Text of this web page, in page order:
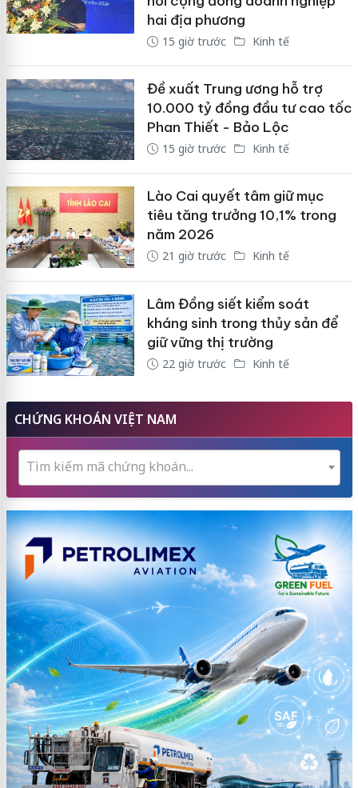
hai địa phương
15 giờ trước Kinh tế
Đề xuất Trung ương hỗ trợ
10.000 tỷ đồng đầu tư cao tốc
Phan Thiết - Bảo Lộc
15 giờ trước Kinh tế
Lào Cai quyết tâm giữ mục
tiêu tăng trưởng 10,1% trong
năm 2026
21 giờ trước Kinh tế
Lâm Đồng siết kiểm soát
kháng sinh trong thủy sản để
giữ vững thị trường
22 giờ trước Kinh tế
CHỨNG KHOÁN VIỆT NAM
Tìm kiếm mã chứng khoán...